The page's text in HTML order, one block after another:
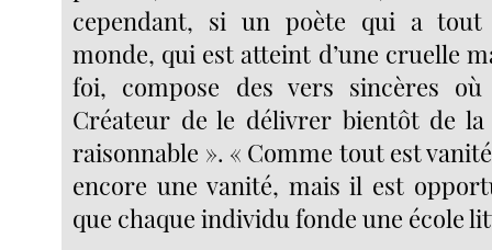
cependant, si un poète qui a
monde, qui est atteint d’une cruelle
foi, compose des vers sincères
Créateur de le délivrer bientôt de
raisonnable ». « Comme tout est
encore une vanité, mais il est
que chaque individu fonde une école